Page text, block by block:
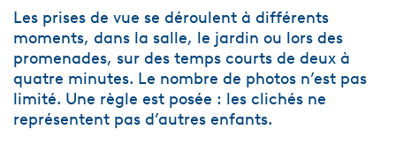
Les prises de vue se déroulent à différents
moments, dans la salle, le jardin ou lors des
promenades, sur des temps courts de deux à
quatre minutes. Le nombre de photos n’est pas
limité. Une règle est posée : les clichés ne
représentent pas d’autres enfants.